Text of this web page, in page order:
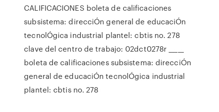
CALIFICACIONES boleta de calificaciones
subsistema: direcciÓn general de educaciÓn
tecnolÓgica industrial plantel: cbtis no. 278
clave del centro de trabajo: 02dct0278r _____
boleta de calificaciones subsistema: direcciÓn
general de educaciÓn tecnolÓgica industrial
plantel: cbtis no. 278